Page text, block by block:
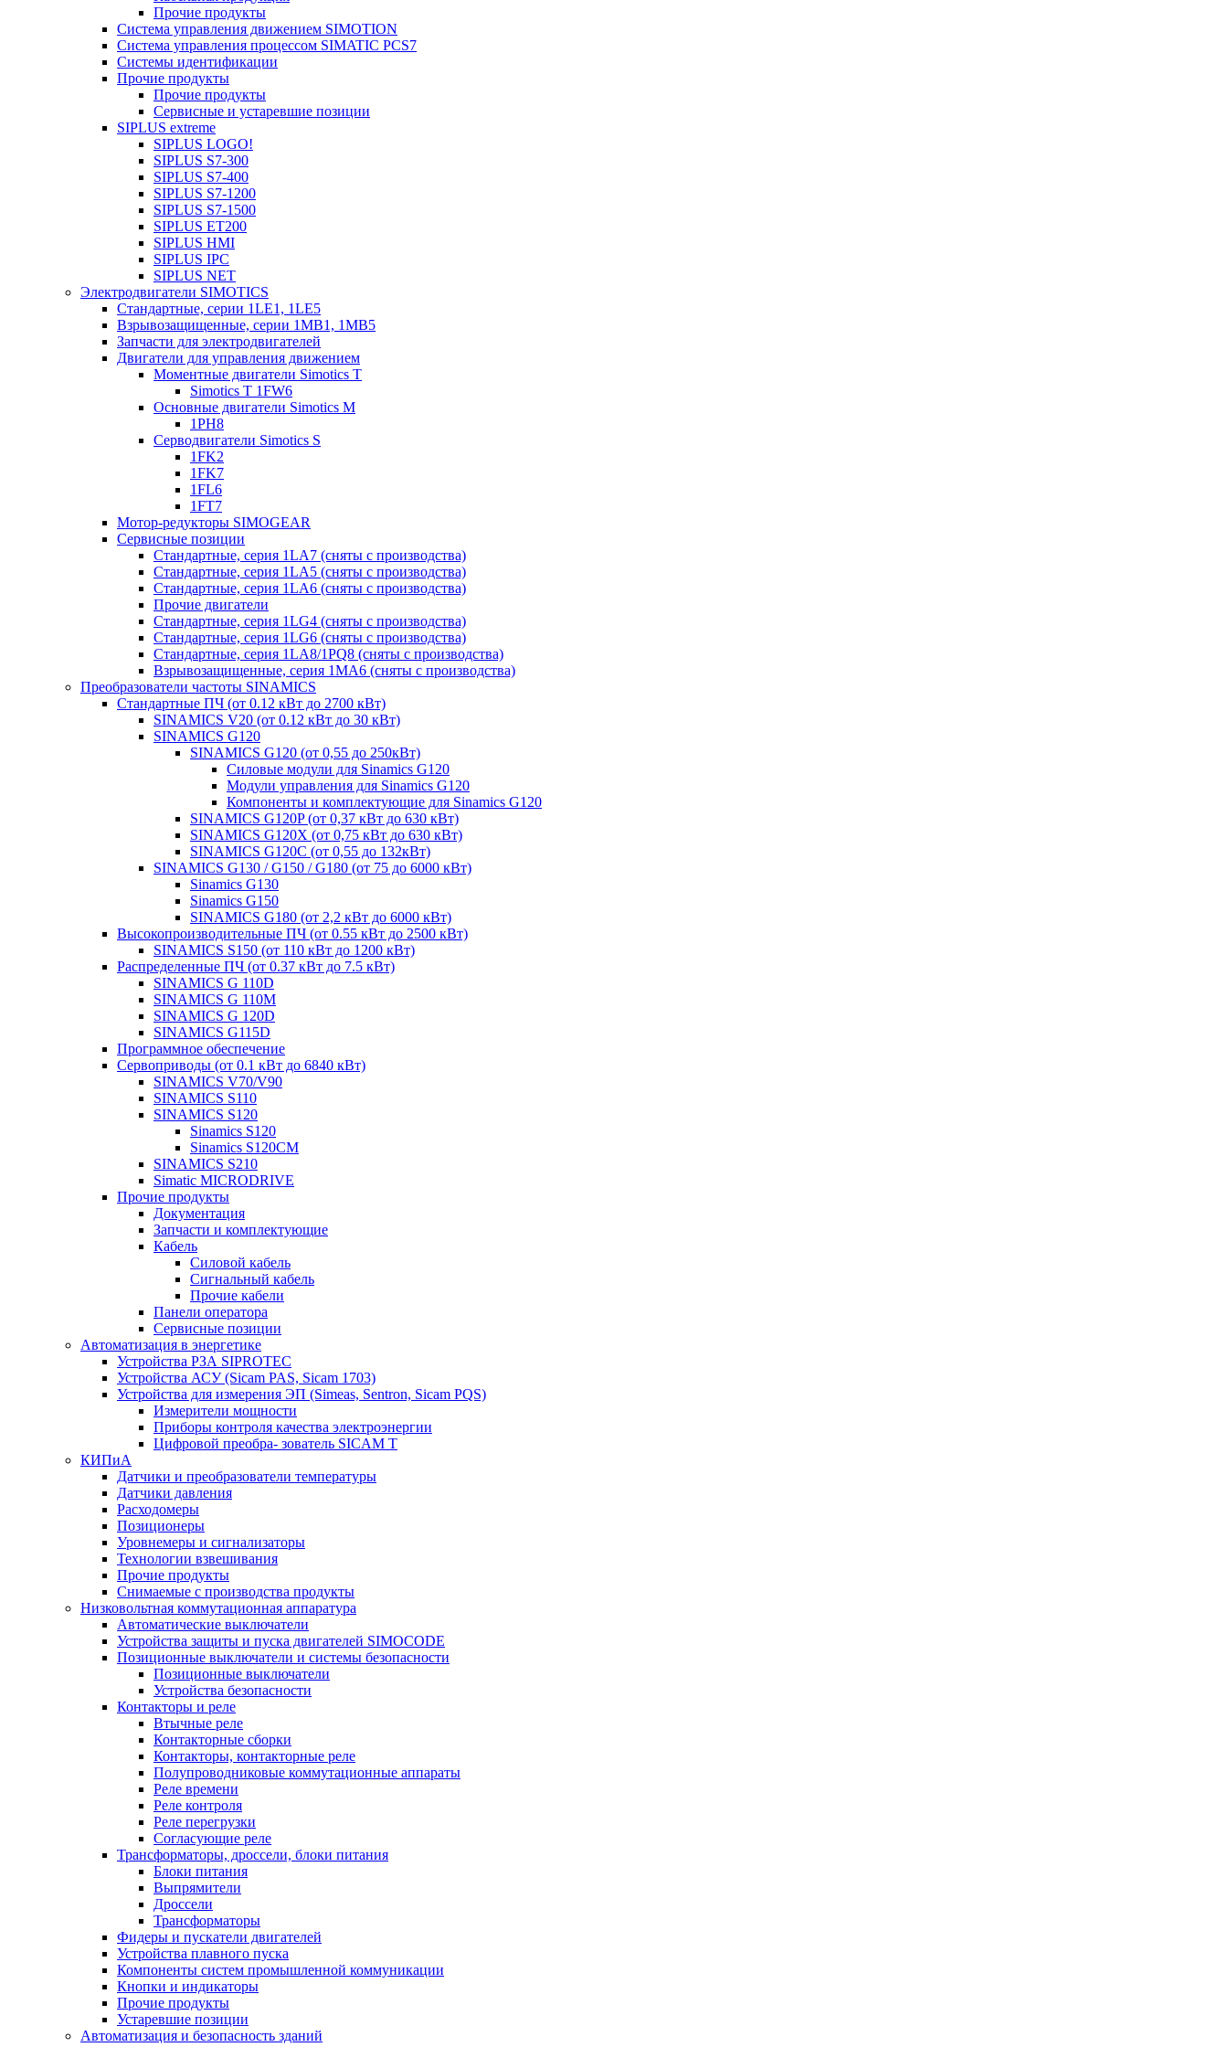
Прочие продукты
Система управления движением SIMOTION
Система управления процессом SIMATIC PCS7
Системы идентификации
Прочие продукты
Прочие продукты
Сервисные и устаревшие позиции
SIPLUS extreme
SIPLUS LOGO!
SIPLUS S7-300
SIPLUS S7-400
SIPLUS S7-1200
SIPLUS S7-1500
SIPLUS ET200
SIPLUS HMI
SIPLUS IPC
SIPLUS NET
Электродвигатели SIMOTICS
Стандартные, серии 1LE1, 1LE5
Взрывозащищенные, серии 1MB1, 1MB5
Запчасти для электродвигателей
Двигатели для управления движением
Моментные двигатели Simotics T
Simotics T 1FW6
Основные двигатели Simotics M
1PH8
Серводвигатели Simotics S
1FK2
1FK7
1FL6
1FT7
Мотор-редукторы SIMOGEAR
Сервисные позиции
Стандартные, серия 1LA7 (сняты с производства)
Стандартные, серия 1LA5 (сняты с производства)
Стандартные, серия 1LA6 (сняты с производства)
Прочие двигатели
Стандартные, серия 1LG4 (сняты с производства)
Стандартные, серия 1LG6 (сняты с производства)
Стандартные, серия 1LA8/1PQ8 (сняты с производства)
Взрывозащищенные, серия 1MA6 (сняты с производства)
Преобразователи частоты SINAMICS
Стандартные ПЧ (от 0.12 кВт до 2700 кВт)
SINAMICS V20 (от 0.12 кВт до 30 кВт)
SINAMICS G120
SINAMICS G120 (от 0,55 до 250кВт)
Силовые модули для Sinamics G120
Модули управления для Sinamics G120
Компоненты и комплектующие для Sinamics G120
SINAMICS G120P (от 0,37 кВт до 630 кВт)
SINAMICS G120X (от 0,75 кВт до 630 кВт)
SINAMICS G120C (от 0,55 до 132кВт)
SINAMICS G130 / G150 / G180 (от 75 до 6000 кВт)
Sinamics G130
Sinamics G150
SINAMICS G180 (от 2,2 кВт до 6000 кВт)
Высокопроизводительные ПЧ (от 0.55 кВт до 2500 кВт)
SINAMICS S150 (от 110 кВт до 1200 кВт)
Распределенные ПЧ (от 0.37 кВт до 7.5 кВт)
SINAMICS G 110D
SINAMICS G 110M
SINAMICS G 120D
SINAMICS G115D
Программное обеспечение
Сервоприводы (от 0.1 кВт до 6840 кВт)
SINAMICS V70/V90
SINAMICS S110
SINAMICS S120
Sinamics S120
Sinamics S120CM
SINAMICS S210
Simatic MICRODRIVE
Прочие продукты
Документация
Запчасти и комплектующие
Кабель
Силовой кабель
Сигнальный кабель
Прочие кабели
Панели оператора
Сервисные позиции
Автоматизация в энергетике
Устройства РЗА SIPROTEC
Устройства АСУ (Sicam PAS, Sicam 1703)
Устройства для измерения ЭП (Simeas, Sentron, Sicam PQS)
Измерители мощности
Приборы контроля качества электроэнергии
Цифровой преобра- зователь SICAM T
КИПиА
Датчики и преобразователи температуры
Датчики давления
Расходомеры
Позиционеры
Уровнемеры и сигнализаторы
Технологии взвешивания
Прочие продукты
Снимаемые с производства продукты
Низковольтная коммутационная аппаратура
Автоматические выключатели
Устройства защиты и пуска двигателей SIMOCODE
Позиционные выключатели и системы безопасности
Позиционные выключатели
Устройства безопасности
Контакторы и реле
Втычные реле
Контакторные сборки
Контакторы, контакторные реле
Полупроводниковые коммутационные аппараты
Реле времени
Реле контроля
Реле перегрузки
Согласующие реле
Трансформаторы, дроссели, блоки питания
Блоки питания
Выпрямители
Дроссели
Трансформаторы
Фидеры и пускатели двигателей
Устройства плавного пуска
Компоненты систем промышленной коммуникации
Кнопки и индикаторы
Прочие продукты
Устаревшие позиции
Автоматизация и безопасность зданий